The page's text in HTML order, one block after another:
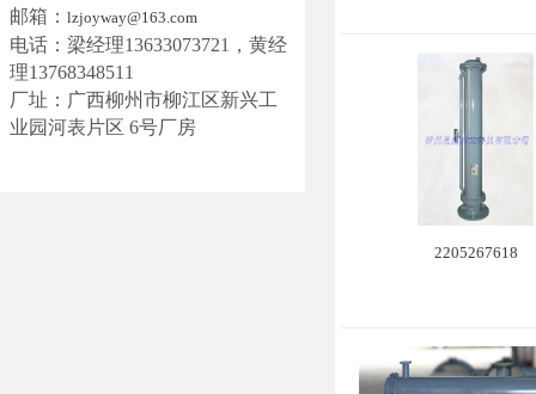
邮箱： lzjoyway@163.com
电话：梁经理13633073721，黄经
理13768348511
厂址：广西柳州市柳江区新兴工
业园河表片区 6号厂房
2205267618